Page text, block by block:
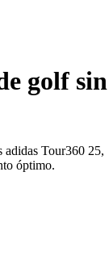
golf sin
adidas Tour360 25,
óptimo.